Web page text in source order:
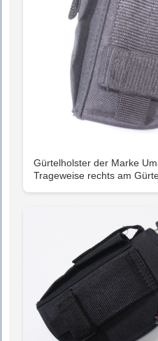
Gürtelholster der Marke
Trageweise rechts am